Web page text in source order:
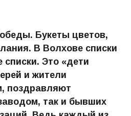
Букеты цветов,
В Волхове списки
Это «дети
и жители
поздравляют
так и бывших